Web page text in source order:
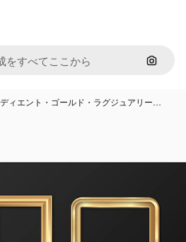
画像で
ィエント・ゴールド・ラグジュアリー…